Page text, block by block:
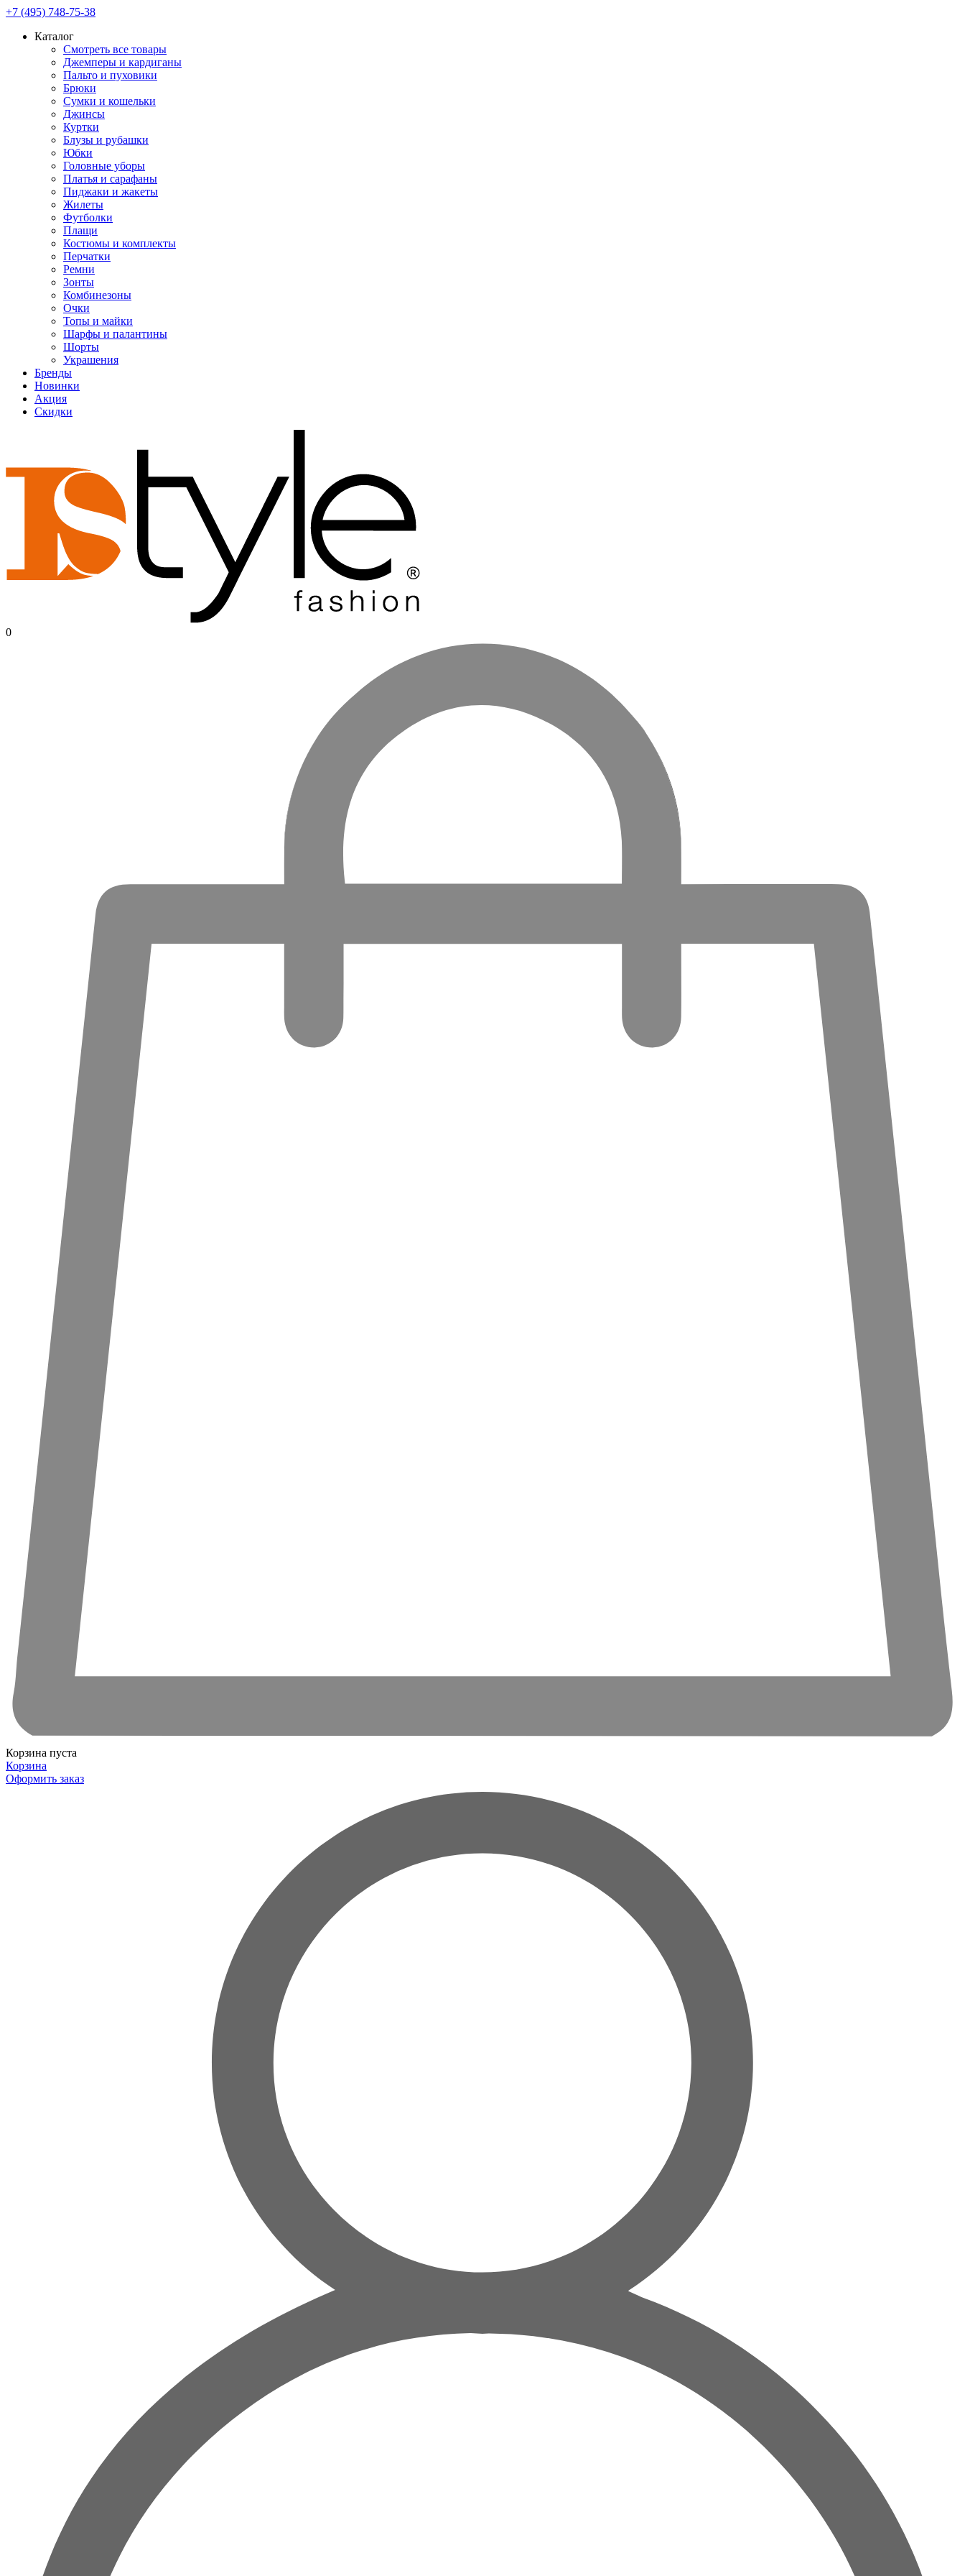
+7 (495) 748-75-38
Каталог
Смотреть все товары
Джемперы и кардиганы
Пальто и пуховики
Брюки
Сумки и кошельки
Джинсы
Куртки
Блузы и рубашки
Юбки
Головные уборы
Платья и сарафаны
Пиджаки и жакеты
Жилеты
Футболки
Плащи
Костюмы и комплекты
Перчатки
Ремни
Зонты
Комбинезоны
Очки
Топы и майки
Шарфы и палантины
Шорты
Украшения
Бренды
Новинки
Акция
Скидки
0
Корзина пуста
Корзина
Оформить заказ